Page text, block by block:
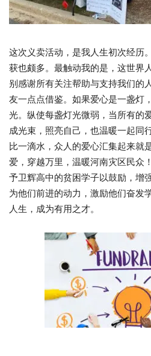
这次义卖活动，是我人生初次经历
获也颇多。最触动我的是，这世界
别感谢所有关注帮助与支持我们的
友一点点借鉴。如果爱心是一盏灯
光。纵使每盏灯光微弱，当所有的
成光束，照亮自己，也温暖一起同
比一滴水，众人的爱心汇集起来就
爱，穿越万里，温暖河南灾区民众
予卫辉高中的贫困学子以鼓励，增
为他们前进的动力，激励他们奋发
人生，成为有用之才。